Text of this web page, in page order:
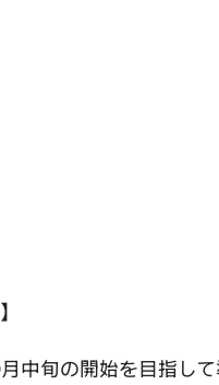
中旬の開始を目指し